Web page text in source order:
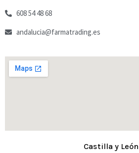
608 54 48 68
andalucia@farmatrading.es
Castilla y León